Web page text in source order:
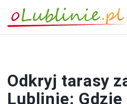
Odkryj tarasy
Lublinie: